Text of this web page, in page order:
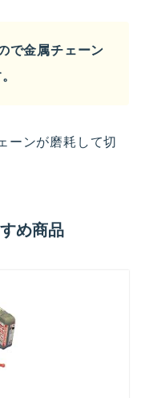
で金属チェーン
ーンが磨耗して切
め商品